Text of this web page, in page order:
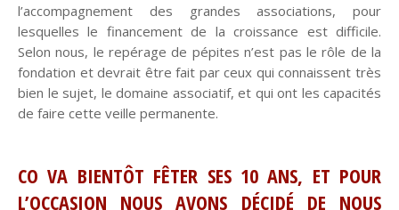
l’accompagnement des grandes associations, pour
lesquelles le financement de la croissance est difficile.
Selon nous, le repérage de pépites n’est pas le rôle de la
fondation et devrait être fait par ceux qui connaissent très
bien le sujet, le domaine associatif, et qui ont les capacités
de faire cette veille permanente.
CO VA BIENTÔT FÊTER SES 10 ANS, ET POUR
L’OCCASION NOUS AVONS DÉCIDÉ DE NOUS